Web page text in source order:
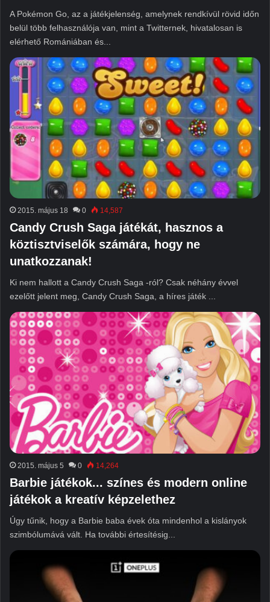
A Pokémon Go, az a játékjelenség, amelynek rendkívül rövid időn
belül több felhasználója van, mint a Twitternek, hivatalosan is
elérhető Romániában és...
2015. május 18 0 14,587
Candy Crush Saga játékát, hasznos a
köztisztviselők számára, hogy ne
unatkozzanak!
Ki nem hallott a Candy Crush Saga -ról? Csak néhány évvel
ezelőtt jelent meg, Candy Crush Saga, a híres játék ...
2015. május 5 0 14,264
Barbie játékok... színes és modern online
játékok a kreatív képzelethez
Úgy tűnik, hogy a Barbie baba évek óta mindenhol a kislányok
szimbólumává vált. Ha további értesítésig...